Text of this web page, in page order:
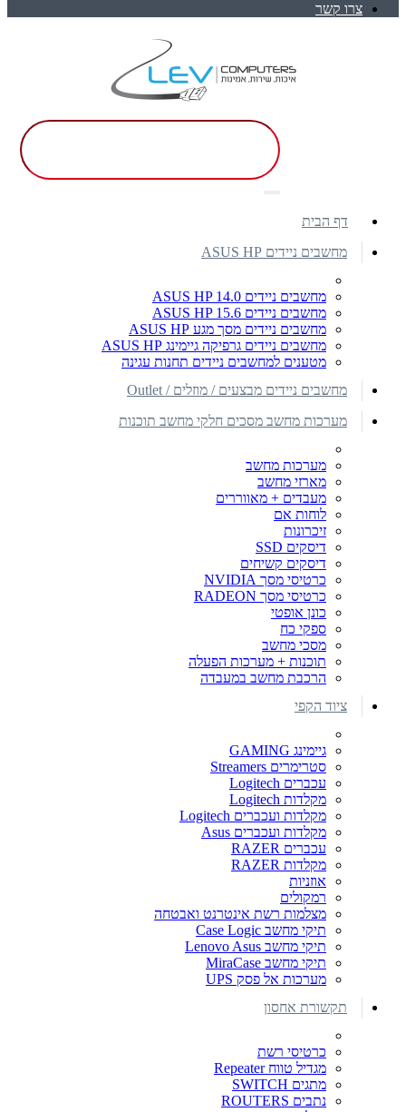
צרו קשר
דף הבית
מחשבים ניידים ASUS HP
מחשבים ניידים ASUS HP 14.0
מחשבים ניידים ASUS HP 15.6
מחשבים ניידים מסך מגע ASUS HP
מחשבים ניידים גרפיקה גיימינג ASUS HP
מטענים למחשבים ניידים תחנות עגינה
מחשבים ניידים מבצעים / מוזלים / Outlet
מערכות מחשב מסכים חלקי מחשב תוכנות
מערכות מחשב
מארזי מחשב
מעבדים + מאווררים
לוחות אם
זיכרונות
דיסקים SSD
דיסקים קשיחים
כרטיסי מסך NVIDIA
כרטיסי מסך RADEON
כונן אופטי
ספקי כח
מסכי מחשב
תוכנות + מערכות הפעלה
הרכבת מחשב במעבדה
ציוד הקפי
גיימינג GAMING
סטרימרים Streamers
עכברים Logitech
מקלדות Logitech
מקלדות ועכברים Logitech
מקלדות ועכברים Asus
עכברים RAZER
מקלדות RAZER
אוזניות
רמקולים
מצלמות רשת אינטרנט ואבטחה
תיקי מחשב Case Logic
תיקי מחשב Lenovo Asus
תיקי מחשב MiraCase
מערכות אל פסק UPS
תקשורת אחסון
כרטיסי רשת
מגדיל טווח Repeater
מתגים SWITCH
נתבים ROUTERS